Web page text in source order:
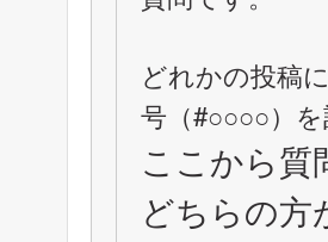
どれかの投稿
号（#○○○○）
ここから質
どちらの